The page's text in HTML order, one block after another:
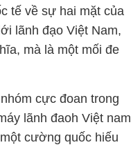
tế về sự hai mặt của
lãnh đạo Việt Nam,
mà là một mối đe
cực đoan trong
lãnh đaoh Việt nam
cường quốc hiếu